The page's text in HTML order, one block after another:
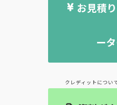
お見積
ー
クレディットについ